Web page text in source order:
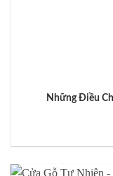
Những Điều